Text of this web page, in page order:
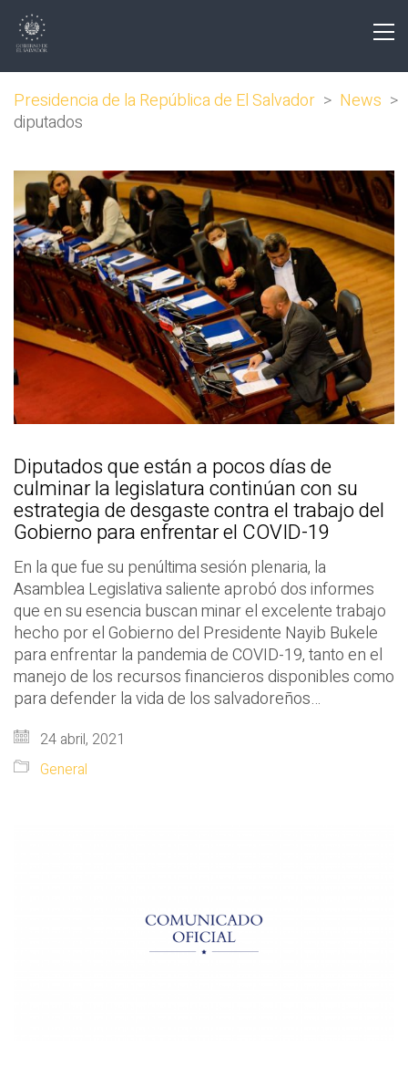
Presidencia de la República de El Salvador > News >
diputados
Diputados que están a pocos días de
culminar la legislatura continúan con su
estrategia de desgaste contra el trabajo del
Gobierno para enfrentar el COVID-19
En la que fue su penúltima sesión plenaria, la
Asamblea Legislativa saliente aprobó dos informes
que en su esencia buscan minar el excelente trabajo
hecho por el Gobierno del Presidente Nayib Bukele
para enfrentar la pandemia de COVID-19, tanto en el
manejo de los recursos financieros disponibles como
para defender la vida de los salvadoreños…
24 abril, 2021
General